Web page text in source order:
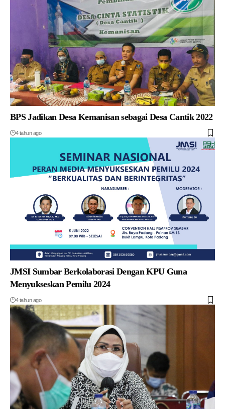
BPS Jadikan Desa Kemanisan sebagai Desa Cantik 2022
4 tahun ago
JMSI Sumbar Berkolaborasi Dengan KPU Guna
Menyukseskan Pemilu 2024
4 tahun ago